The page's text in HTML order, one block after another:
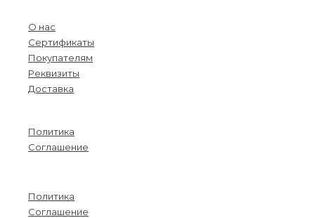
О нас
Сертификаты
Покупателям
Реквизиты
Доставка
Политика
Соглашение
Политика
Соглашение